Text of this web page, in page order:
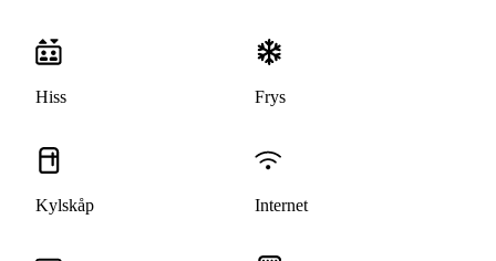
Hiss Frys
Kylskåp Internet